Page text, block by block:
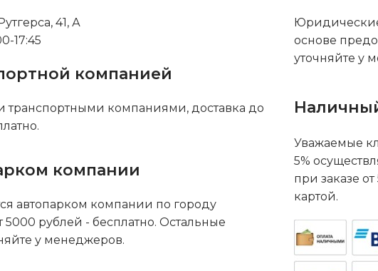
41, А
17:45
компанией
транспортными компаниями, доставка до
компании
автопарком компании по городу
5000 рублей - бесплатно. Остальные
у менеджеров.
основе
уточняйте у
Уважаемые
5%
при заказе
картой.